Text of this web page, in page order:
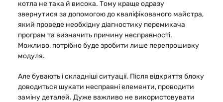
котла не така й висока. Тому краще одразу
звернутися за допомогою до кваліфікованого майстра,
який проведе необхідну діагностику перемикача
програм та визначить причину несправності.
Можливо, потрібно буде зробити лише перепрошивку
модуля.
Але бувають і складніші ситуації. Після відкриття блоку
доводиться шукати несправні елементи, проводити
заміну деталей. Дуже важливо не використовувати